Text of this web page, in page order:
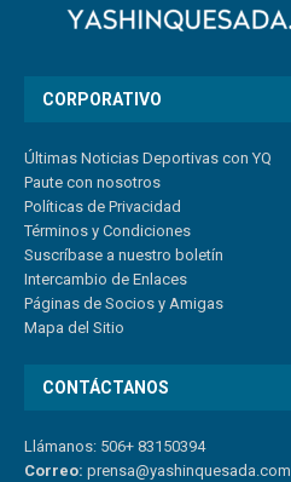
CORPORATIVO
Últimas Noticias Deportivas con YQ
Paute con nosotros
Políticas de Privacidad
Términos y Condiciones
Suscríbase a nuestro boletín
Intercambio de Enlaces
Páginas de Socios y Amigas
Mapa del Sitio
CONTÁCTANOS
Llámanos: 506+ 83150394
Correo: prensa@yashinquesada.com